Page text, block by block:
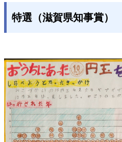
特選（滋賀県知事賞）